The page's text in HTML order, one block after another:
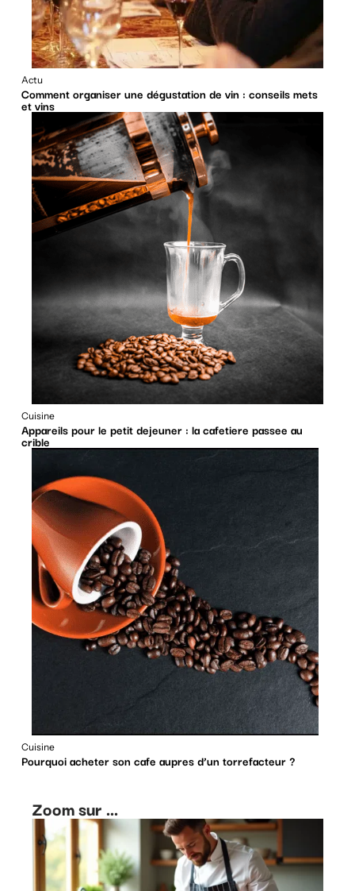
Actu
Comment organiser une dégustation de vin : conseils mets
et vins
Cuisine
Appareils pour le petit dejeuner : la cafetiere passee au
crible
Cuisine
Pourquoi acheter son cafe aupres d’un torrefacteur ?
Zoom sur ...